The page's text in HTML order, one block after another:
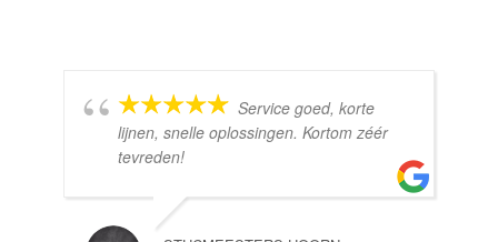
Service goed, korte
lijnen, snelle oplossingen. Kortom zéér
tevreden!